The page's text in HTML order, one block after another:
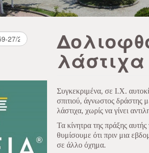
Συγκεκριμένα, σε Ι.Χ.
σπιτιού, άγνωστος δράστης
λάστιχα, χωρίς να γίνει
Τα κίνητρα της πράξης
θυμίσουμε ότι πριν μια
σε άλλο όχημα.